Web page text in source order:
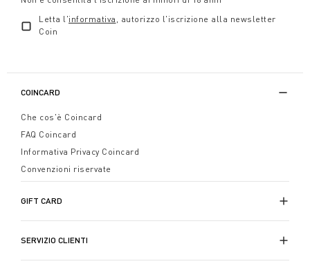
Letta l'informativa , autorizzo l'iscrizione alla newsletter
Coin
COINCARD
Che cos'è Coincard
FAQ Coincard
Informativa Privacy Coincard
Convenzioni riservate
GIFT CARD
SERVIZIO CLIENTI